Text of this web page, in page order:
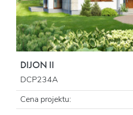
DIJON II
DCP234A
Cena projektu: